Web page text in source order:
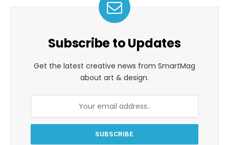
Subscribe to Updates
Get the latest creative news from SmartMag
about art & design.